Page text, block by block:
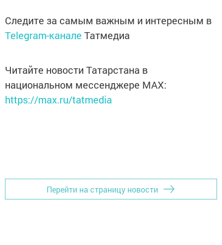
Следите за самым важным и интересным в
Telegram-канале Татмедиа
Читайте новости Татарстана в
национальном мессенджере MАХ:
https://max.ru/tatmedia
Перейти на страницу новости